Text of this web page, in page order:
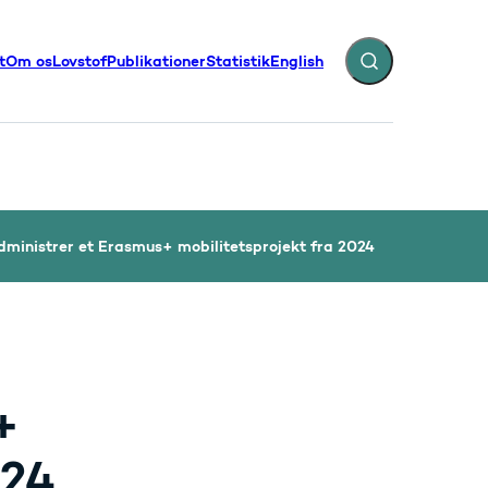
Om osLovstofPublikationerStatistikEnglish Fold søgefelt ud
- Flere links
et Erasmus+ mobilitetsprojekt fra 2024